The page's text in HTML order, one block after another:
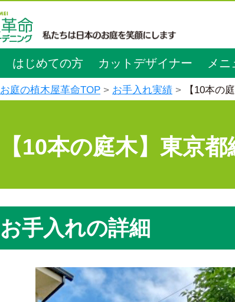
はじめての方 カットデザイナー メニ
お庭の植木屋革命TOP お手入れ実績 【10本の
【10本の庭木】東京
お手入れの詳細